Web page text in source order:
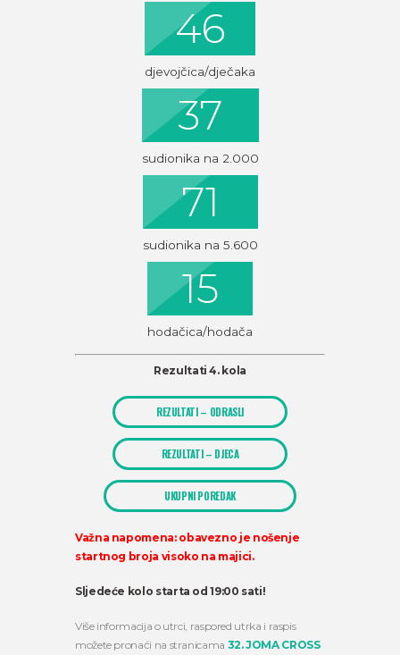
46
djevojčica/dječaka
37
sudionika na 2.000
71
sudionika na 5.600
15
hodačica/hodača
Rezultati 4. kola
REZULTATI – ODRASLI
REZULTATI – DJECA
UKUPNI POREDAK
Važna napomena: obavezno je nošenje
startnog broja visoko na majici.
Sljedeće kolo starta od 19:00 sati!
Više informacija o utrci, raspored utrka i raspis
možete pronaći na stranicama 32. JOMA CROSS